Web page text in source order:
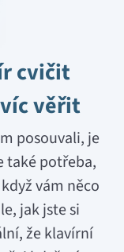
cvičit
věřit
posouvali, je
také potřeba,
vám něco
jak jste si
že klavírní